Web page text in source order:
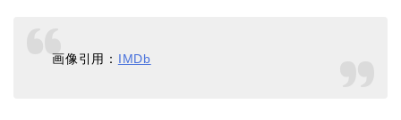
画像引用： IMDb